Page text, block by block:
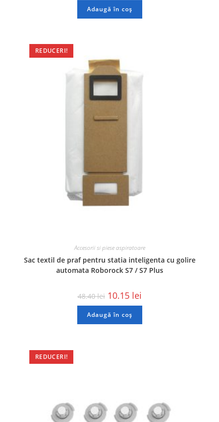
Adaugă în coș
REDUCERI!
Accesorii si piese aspiratoare
Sac textil de praf pentru statia inteligenta cu golire
automata Roborock S7 / S7 Plus
48.40lei 10.15 lei
Adaugă în coș
REDUCERI!